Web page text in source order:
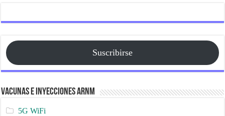
Suscribirse
Vacunas e Inyecciones ARNm
5G WiFi